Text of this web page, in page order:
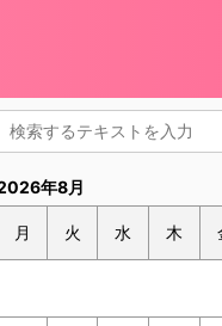
年8月
月 火 水 木